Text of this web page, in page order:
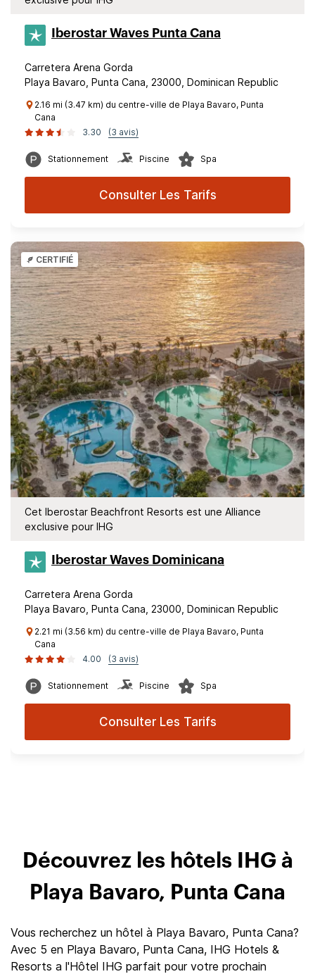
Iberostar Waves Punta Cana
Carretera Arena Gorda
Playa Bavaro, Punta Cana, 23000, Dominican Republic
2.16 mi (3.47 km) du centre-ville de Playa Bavaro, Punta
Cana
3.30
(3 avis)
Stationnement Piscine Spa
Consulter Les Tarifs
CERTIFIÉ
Cet Iberostar Beachfront Resorts est une Alliance
exclusive pour IHG
Iberostar Waves Dominicana
Carretera Arena Gorda
Playa Bavaro, Punta Cana, 23000, Dominican Republic
2.21 mi (3.56 km) du centre-ville de Playa Bavaro, Punta
Cana
4.00
(3 avis)
Stationnement Piscine Spa
Consulter Les Tarifs
Découvrez les hôtels IHG à
Playa Bavaro, Punta Cana
Vous recherchez un hôtel à Playa Bavaro, Punta Cana?
Avec 5 en Playa Bavaro, Punta Cana, IHG Hotels &
Resorts a l'Hôtel IHG parfait pour votre prochain